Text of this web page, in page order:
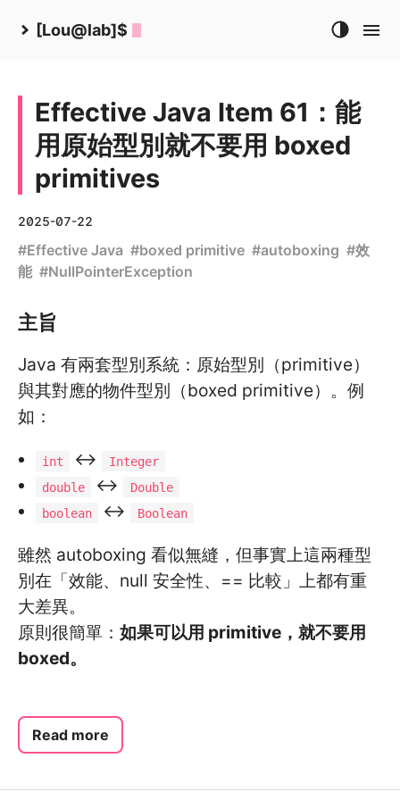
[Lou@lab]$
Effective Java Item 61：能
用原始型別就不要用 boxed
primitives
2025-07-22
#Effective Java #boxed primitive #autoboxing #效
能#NullPointerException
主旨
Java 有兩套型別系統：原始型別（primitive）
與其對應的物件型別（boxed primitive）。例
如：
int ↔
Integer
double
↔
Double
boolean
↔ Boolean
雖然 autoboxing 看似無縫，但事實上這兩種型
別在「效能、null 安全性、== 比較」上都有重
大差異。
原則很簡單： 如果可以用 primitive，就不要用
boxed。
Read more